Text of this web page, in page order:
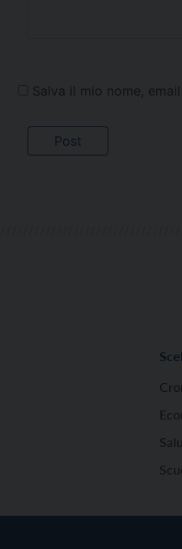
Salva il mio nome,